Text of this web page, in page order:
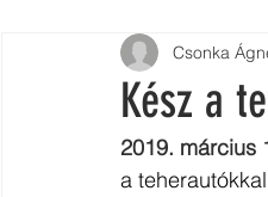
Kész a
Csonka
2019. március
a